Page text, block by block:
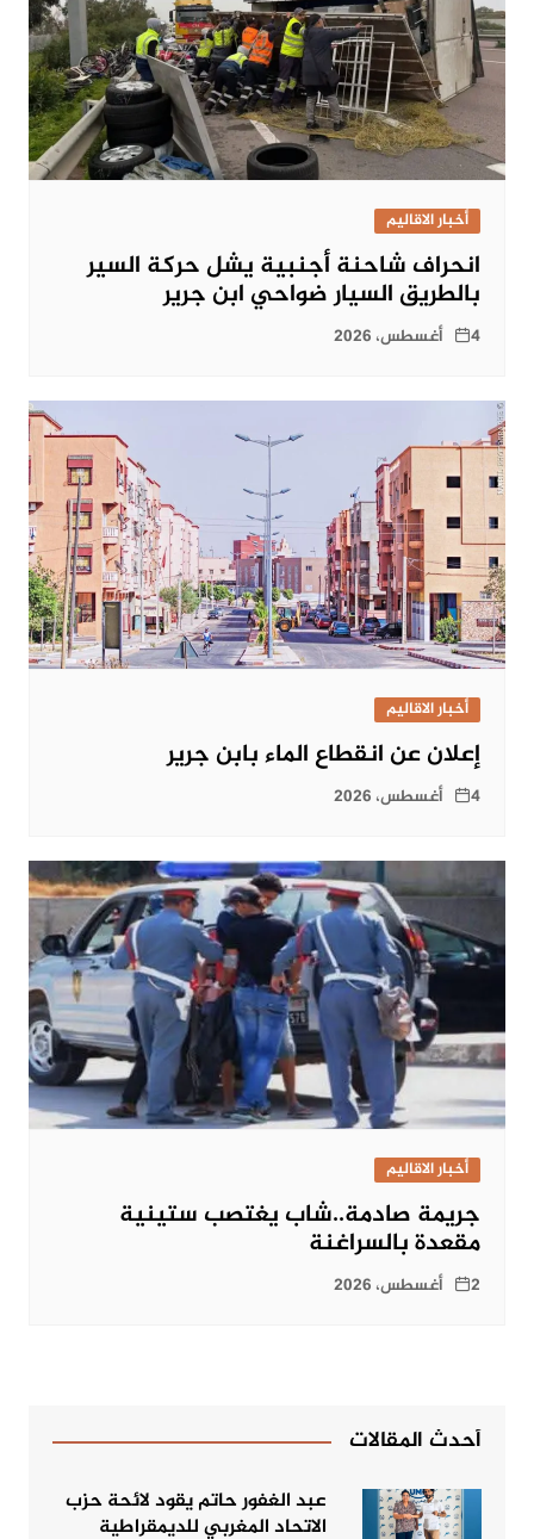
أخبار الاقاليم
انحراف شاحنة أجنبية يشل حركة السير
بالطريق السيار ضواحي ابن جرير
4 أغسطس، 2026
أخبار الاقاليم
إعلان عن انقطاع الماء بابن جرير
4 أغسطس، 2026
أخبار الاقاليم
جريمة صادمة..شاب يغتصب ستينية
مقعدة بالسراغنة
2 أغسطس، 2026
أحدث المقالات
عبد الغفور حاتم يقود لائحة حزب
الاتحاد المغربي للديمقراطية